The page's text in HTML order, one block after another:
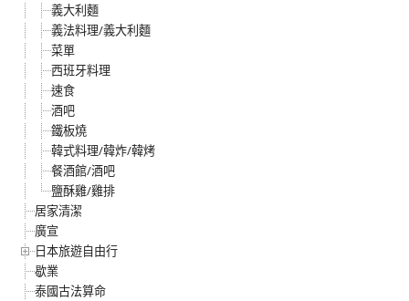
義大利麵
義法料理/義大利麵
菜單
西班牙料理
速食
酒吧
鐵板燒
韓式料理/韓炸/韓烤
餐酒館/酒吧
鹽酥雞/雞排
居家清潔
廣宣
日本旅遊自由行
歇業
泰國古法算命